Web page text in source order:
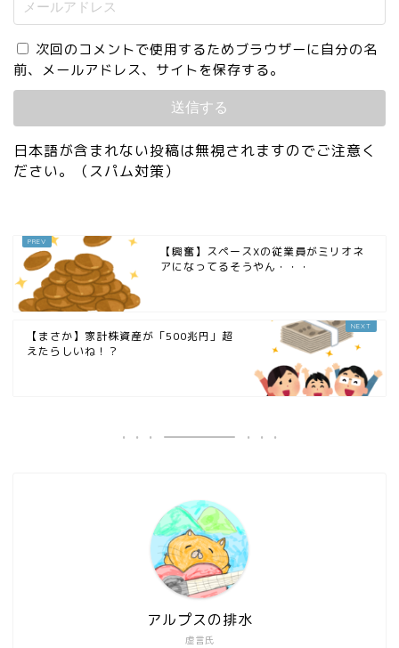
次回のコメントで使用するためブラウザーに自分の名
前、メールアドレス、サイトを保存する。
日本語が含まれない投稿は無視されますのでご注意く
ださい。（スパム対策）
【興奮】スペースXの従業員がミリオネ
アになってるそうやん・・・
【まさか】家計株資産が「500兆円」超
えたらしいね！？
虚言氏
アルプスの排水